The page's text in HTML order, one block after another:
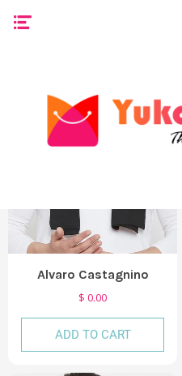
Alvaro Castagnino
$ 0.00
ADD TO CART